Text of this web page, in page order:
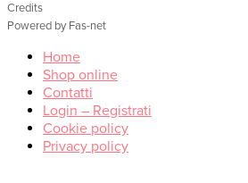
Credits
Powered by Fas-net
Home
Shop online
Contatti
Login – Registrati
Cookie policy
Privacy policy